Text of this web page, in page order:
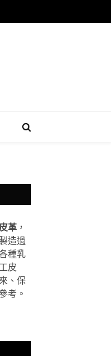
革 ，
造過
種乳
皮
、保
考。